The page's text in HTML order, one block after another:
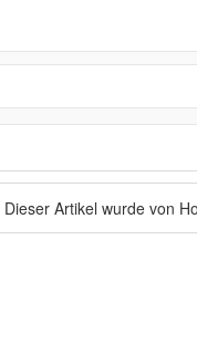
Dieser Artikel wurde von